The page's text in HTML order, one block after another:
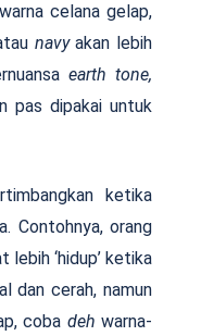
celana gelap,
navyakan lebih
earth tone,
pas dipakai untuk
ketika
Contohnya, orang
‘hidup’ ketika
dan cerah, namun
coba dehwarna-